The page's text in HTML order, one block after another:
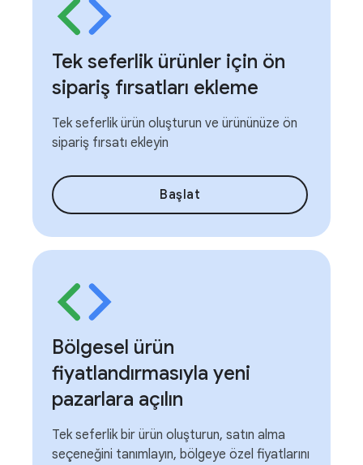
Tek seferlik ürünler için ön
sipariş fırsatları ekleme
Tek seferlik ürün oluşturun ve ürününüze ön
sipariş fırsatı ekleyin
Başlat
Bölgesel ürün
fiyatlandırmasıyla yeni
pazarlara açılın
Tek seferlik bir ürün oluşturun, satın alma
seçeneğini tanımlayın, bölgeye özel fiyatlarını